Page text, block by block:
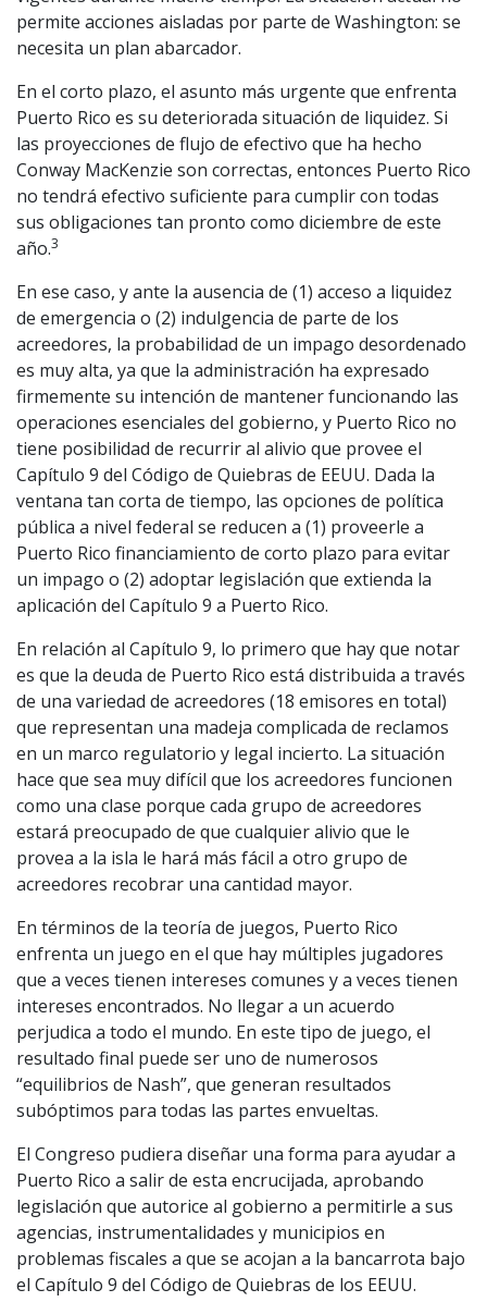
permite acciones aisladas por parte de Washington: se
necesita un plan abarcador.
En el corto plazo, el asunto más urgente que enfrenta
Puerto Rico es su deteriorada situación de liquidez. Si
las proyecciones de flujo de efectivo que ha hecho
Conway MacKenzie son correctas, entonces Puerto Rico
no tendrá efectivo suficiente para cumplir con todas
sus obligaciones tan pronto como diciembre de este
año.3
En ese caso, y ante la ausencia de (1) acceso a liquidez
de emergencia o (2) indulgencia de parte de los
acreedores, la probabilidad de un impago desordenado
es muy alta, ya que la administración ha expresado
firmemente su intención de mantener funcionando las
operaciones esenciales del gobierno, y Puerto Rico no
tiene posibilidad de recurrir al alivio que provee el
Capítulo 9 del Código de Quiebras de EEUU. Dada la
ventana tan corta de tiempo, las opciones de política
pública a nivel federal se reducen a (1) proveerle a
Puerto Rico financiamiento de corto plazo para evitar
un impago o (2) adoptar legislación que extienda la
aplicación del Capítulo 9 a Puerto Rico.
En relación al Capítulo 9, lo primero que hay que notar
es que la deuda de Puerto Rico está distribuida a través
de una variedad de acreedores (18 emisores en total)
que representan una madeja complicada de reclamos
en un marco regulatorio y legal incierto. La situación
hace que sea muy difícil que los acreedores funcionen
como una clase porque cada grupo de acreedores
estará preocupado de que cualquier alivio que le
provea a la isla le hará más fácil a otro grupo de
acreedores recobrar una cantidad mayor.
En términos de la teoría de juegos, Puerto Rico
enfrenta un juego en el que hay múltiples jugadores
que a veces tienen intereses comunes y a veces tienen
intereses encontrados. No llegar a un acuerdo
perjudica a todo el mundo. En este tipo de juego, el
resultado final puede ser uno de numerosos
“equilibrios de Nash”, que generan resultados
subóptimos para todas las partes envueltas.
El Congreso pudiera diseñar una forma para ayudar a
Puerto Rico a salir de esta encrucijada, aprobando
legislación que autorice al gobierno a permitirle a sus
agencias, instrumentalidades y municipios en
problemas fiscales a que se acojan a la bancarrota bajo
el Capítulo 9 del Código de Quiebras de los EEUU.